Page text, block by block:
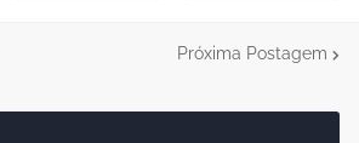
Próxima Postagem